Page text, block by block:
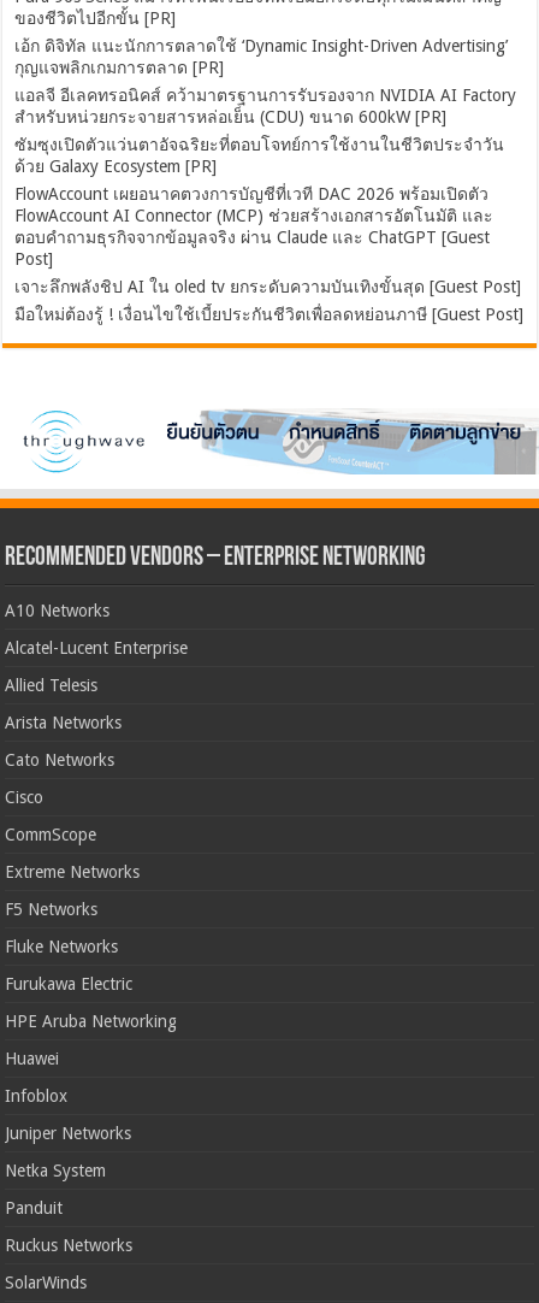
ของชีวิตไปอีกขั้น [PR]
เอ้ก ดิจิทัล แนะนักการตลาดใช้ ‘Dynamic Insight-Driven Advertising’
กุญแจพลิกเกมการตลาด [PR]
แอลจี อีเลคทรอนิคส์ คว้ามาตรฐานการรับรองจาก NVIDIA AI Factory
สำหรับหน่วยกระจายสารหล่อเย็น (CDU) ขนาด 600kW [PR]
ซัมซุงเปิดตัวแว่นตาอัจฉริยะที่ตอบโจทย์การใช้งานในชีวิตประจำวัน
ด้วย Galaxy Ecosystem [PR]
FlowAccount เผยอนาคตวงการบัญชีที่เวที DAC 2026 พร้อมเปิดตัว
FlowAccount AI Connector (MCP) ช่วยสร้างเอกสารอัตโนมัติ และ
ตอบคำถามธุรกิจจากข้อมูลจริง ผ่าน Claude และ ChatGPT [Guest
Post]
เจาะลึกพลังชิป AI ใน oled tv ยกระดับความบันเทิงขั้นสุด [Guest Post]
มือใหม่ต้องรู้ ! เงื่อนไขใช้เบี้ยประกันชีวิตเพื่อลดหย่อนภาษี [Guest Post]
Recommended Vendors – Enterprise Networking
A10 Networks
Alcatel-Lucent Enterprise
Allied Telesis
Arista Networks
Cato Networks
Cisco
CommScope
Extreme Networks
F5 Networks
Fluke Networks
Furukawa Electric
HPE Aruba Networking
Huawei
Infoblox
Juniper Networks
Netka System
Panduit
Ruckus Networks
SolarWinds